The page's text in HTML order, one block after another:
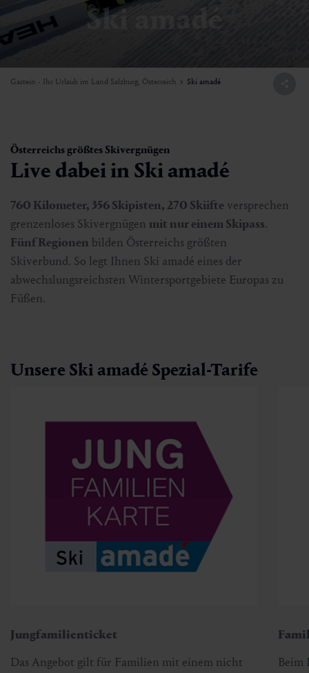
Ski amadé
Gastein - Ihr Urlaub im Land Salzburg, Österreich Ski amadé
Österreichs größtes Skivergnügen
Live dabei in Ski amadé
760 Kilometer, 356 Skipisten, 270 Skiifte versprechen
grenzenloses Skivergnügen mit nur einem Skipass.
Fünf Regionen bilden Österreichs größten
Skiverbund. So legt Ihnen Ski amadé eines der
abwechslungsreichsten Wintersportgebiete Europas zu
Füßen.
Unsere Ski amadé Spezial-Tarife
Jungfamilienticket
Das Angebot gilt für Familien mit einem nicht
Beim